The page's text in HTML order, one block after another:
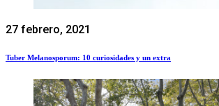
27 febrero, 2021
Tuber Melanosporum: 10 curiosidades y un extra